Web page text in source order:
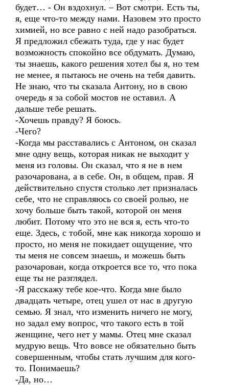
будет… - Он вздохнул. – Вот смотри. Есть ты,
я, еще что-то между нами. Назовем это просто
химией, но все равно с ней надо разобраться.
Я предложил сбежать туда, где у нас будет
возможность спокойно все обдумать. Думаю,
ты знаешь, какого решения хотел бы я, но тем
не менее, я пытаюсь не очень на тебя давить.
Не знаю, что ты сказала Антону, но в свою
очередь я за собой мостов не оставил. А
дальше тебе решать.
-Хочешь правду? Я боюсь.
-Чего?
-Когда мы расставались с Антоном, он сказал
мне одну вещь, которая никак не выходит у
меня из головы. Он сказал, что я не в нем
разочарована, а в себе. Он, в общем, прав. Я
действительно спустя столько лет призналась
себе, что не справляюсь со своей ролью, не
хочу больше быть такой, которой он меня
любит. Потому что это не вся я, есть что-то
еще. Здесь, с тобой, мне как никогда хорошо и
просто, но меня не покидает ощущение, что
ты меня не совсем знаешь, и можешь быть
разочарован, когда откроется все то, что пока
еще ты не разглядел.
-Я расскажу тебе кое-что. Когда мне было
двадцать четыре, отец ушел от нас в другую
семью. Я знал, что изменить ничего не могу,
но задал ему вопрос, что такого есть в той
женщине, чего нет у мамы. Отец мне сказал
мудрую вещь. Что вовсе не обязательно быть
совершенным, чтобы стать лучшим для кого-
то. Понимаешь?
-Да, но…